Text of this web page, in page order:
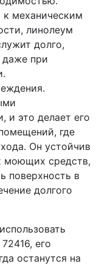
к механическим
линолеум
долго,
даже при
и это делает его
где
Он устойчив
моющих средств,
поверхность в
долгого
его
останутся на